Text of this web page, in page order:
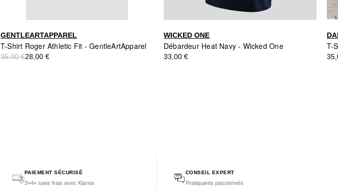
GENTLEARTAPPAREL
T-Shirt Roger Athletic Fit - GentleArtApparel
35,00 €28,00 €
WICKED ONE
Débardeur Heat Navy - Wicked One
33,00 €
PAIEMENT SÉCURISÉ
3×4× sans frais avec Klarna
CONSEIL EXPERT
Pratiquants passionnés